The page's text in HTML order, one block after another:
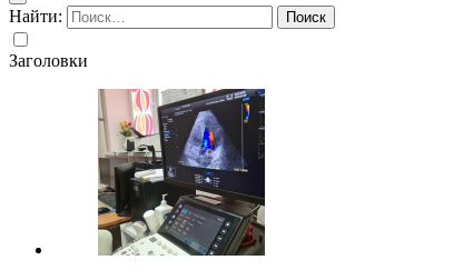
Найти:
Заголовки